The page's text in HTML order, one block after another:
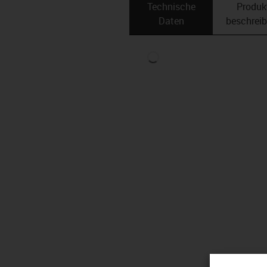
Technische
Daten